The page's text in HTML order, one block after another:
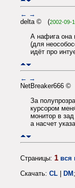
← →
delta © (2002-09-
А нафига она
(для
идёт про
← →
NetBreaker666
За
курсором
монитор в
а насчет
Страницы: 1 вся
Скачать: CL DM ;